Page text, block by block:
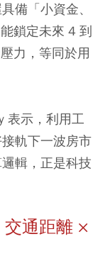
備「小資金、
鎖定未來 4 到
力，等同於用
表示，利用工
軌下一波房市
輯，正是科技
通距離 ×